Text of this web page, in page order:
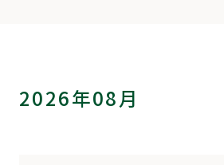
2026年08月